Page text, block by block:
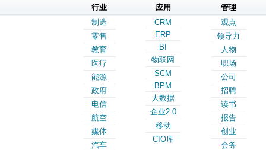
行业
制造
零售
教育
医疗
能源
政府
电信
航空
媒体
汽车
应用
CRM
ERP
BI
物联网
SCM
BPM
大数据
企业2.0
移动
CIO库
管理
观点
领导力
人物
职场
公司
招聘
读书
报告
创业
会务